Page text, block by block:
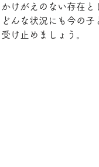
かけがえのない存在
どんな状況にも今の
受け止めましょう。